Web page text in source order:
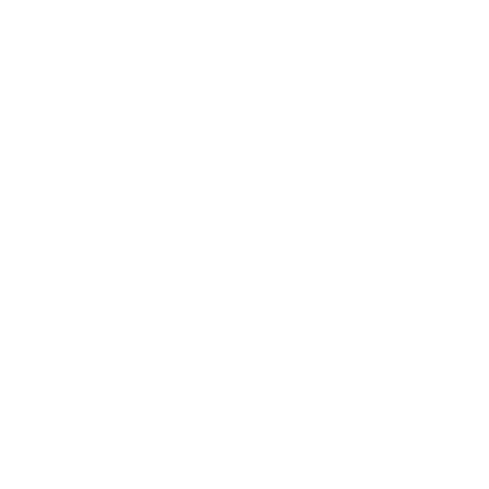
nebo pokud na konci hry zavraždí
padne. Avalon Big Box je přepracované
dedukční hry The Resistance: Avalon s
Součástí je 23 různých postav a mnoho
Lancelotů, Excaliburu, Zápletek, Čarodějů
Avalon a The Resistance. Součástí